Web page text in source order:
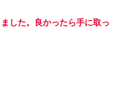
した。良かったら手に取っ